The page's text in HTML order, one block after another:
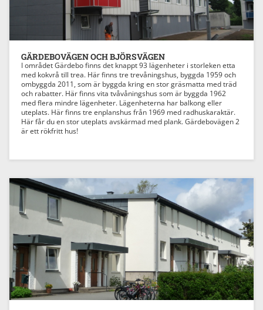
GÄRDEBOVÄGEN OCH BJÖRSVÄGEN
I området Gärdebo finns det knappt 93 lägenheter i storleken etta
med kokvrå till trea. Här finns tre trevåningshus, byggda 1959 och
ombyggda 2011, som är byggda kring en stor gräsmatta med träd
och rabatter. Här finns vita tvåvåningshus som är byggda 1962
med flera mindre lägenheter. Lägenheterna har balkong eller
uteplats. Här finns tre enplanshus från 1969 med radhuskaraktär.
Här får du en stor uteplats avskärmad med plank. Gärdebovägen 2
är ett rökfritt hus!
Next